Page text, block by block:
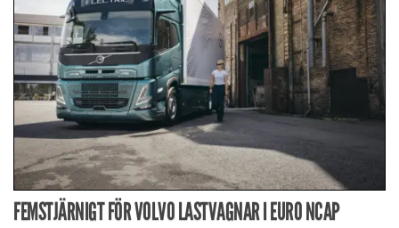
FEMSTJÄRNIGT FÖR VOLVO LASTVAGNAR I EURO NCAP